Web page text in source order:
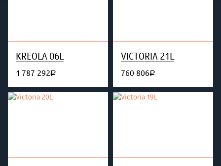
KREOLA 06L
1 787 292руб.
VICTORIA 21L
760 806руб.